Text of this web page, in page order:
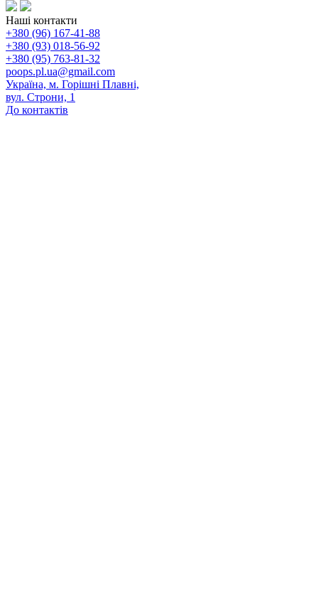
Наші контакти
+380 (96) 167-41-88
+380 (93) 018-56-92
+380 (95) 763-81-32
poops.pl.ua@gmail.com
Україна, м. Горішні Плавні,
вул. Строни, 1
До контактів